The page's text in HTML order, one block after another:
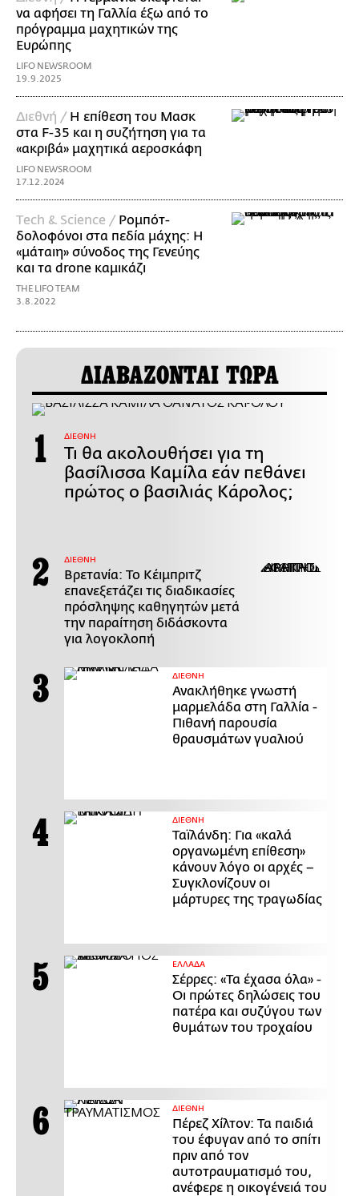
να αφήσει τη Γαλλία έξω από το
πρόγραμμα μαχητικών της
Ευρώπης
LIFO NEWSROOM
19.9.2025
Διεθνή / Η επίθεση του Μασκ
στα F-35 και η συζήτηση για τα
«ακριβά» μαχητικά αεροσκάφη
LIFO NEWSROOM
17.12.2024
Τech & Science / Ρομπότ-
δολοφόνοι στα πεδία μάχης: Η
«μάταιη» σύνοδος της Γενεύης
και τα drone καμικάζι
THE LIFO TEAM
3.8.2022
ΔΙΑΒΑΖΟΝΤΑΙ ΤΩΡΑ
ΔΙΕΘΝΗ
Τι θα ακολουθήσει για τη
βασίλισσα Καμίλα εάν πεθάνει
πρώτος ο βασιλιάς Κάρολος;
ΔΙΕΘΝΗ
Βρετανία: Το Κέιμπριτζ
επανεξετάζει τις διαδικασίες
πρόσληψης καθηγητών μετά
την παραίτηση διδάσκοντα
για λογοκλοπή
ΔΙΕΘΝΗ
Ανακλήθηκε γνωστή
μαρμελάδα στη Γαλλία -
Πιθανή παρουσία
θραυσμάτων γυαλιού
ΔΙΕΘΝΗ
Ταϊλάνδη: Για «καλά
οργανωμένη επίθεση»
κάνουν λόγο οι αρχές –
Συγκλονίζουν οι
μάρτυρες της τραγωδίας
ΕΛΛΑΔΑ
Σέρρες: «Τα έχασα όλα» -
Οι πρώτες δηλώσεις του
πατέρα και συζύγου των
θυμάτων του τροχαίου
ΔΙΕΘΝΗ
Πέρεζ Χίλτον: Τα παιδιά
του έφυγαν από το σπίτι
πριν από τον
αυτοτραυματισμό του,
ανέφερε η οικογένειά του